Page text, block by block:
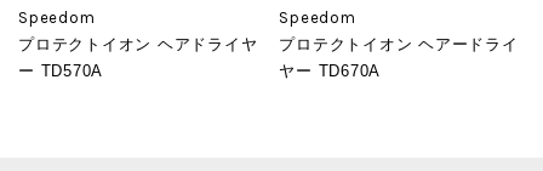
Speedom
プロテクトイオン ヘアドライヤ
ー TD570A
Speedom
プロテクトイオン ヘアードライ
ヤー TD670A